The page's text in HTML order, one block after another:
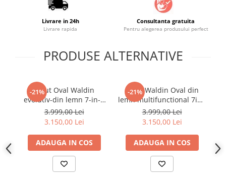
Livrare in 24h
Livrare rapida
Consultanta gratuita
Pentru alegerea produsului perfect
PRODUSE ALTERNATIVE
-21%
Patut Oval Waldin
evolutiv-din lemn 7-in-1
cu saltea -natural
3.999,00 Lei
3.150,00 Lei
ADAUGA IN COS
-21%
Patut Waldin Oval din
lemn multifunctional 7in1
cu saltea ALB
3.999,00 Lei
3.150,00 Lei
ADAUGA IN COS